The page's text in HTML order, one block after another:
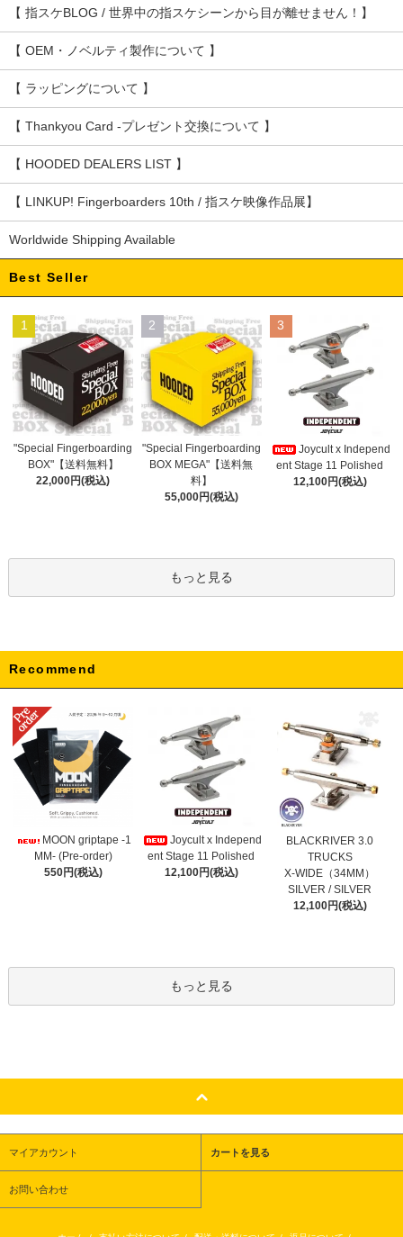
【 指スケBLOG / 世界中の指スケシーンから目が離せません！】
【 OEM・ノベルティ製作について 】
【 ラッピングについて 】
【 Thankyou Card -プレゼント交換について 】
【 HOODED DEALERS LIST 】
【 LINKUP! Fingerboarders 10th / 指スケ映像作品展】
Worldwide Shipping Available
Best Seller
1
"Special Fingerboarding
BOX"【送料無料】
22,000円(税込)
2
"Special Fingerboarding
BOX MEGA"【送料無
料】
55,000円(税込)
3
Joycult x Independ
ent Stage 11 Polished
12,100円(税込)
もっと見る
Recommend
MOON griptape -1
MM- (Pre-order)
550円(税込)
Joycult x Independ
ent Stage 11 Polished
12,100円(税込)
BLACKRIVER 3.0
TRUCKS
X-WIDE（34MM）
SILVER / SILVER
12,100円(税込)
もっと見る
マイアカウント カートを見る
お問い合わせ